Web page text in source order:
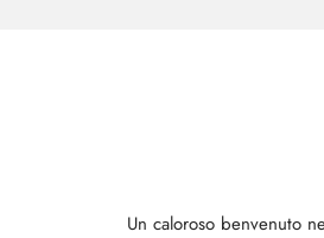
Un caloroso benvenuto